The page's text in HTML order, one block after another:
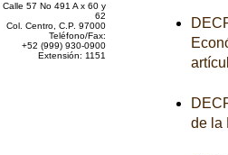
Calle 57 No 491 A x 60 y
62
Col. Centro, C.P. 97000
Teléfono/Fax:
+52 (999) 930-0900
Extensión: 1151
de la